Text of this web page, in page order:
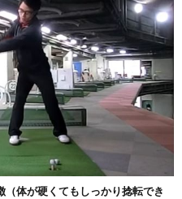
体が硬くてもしっかり捻転でき